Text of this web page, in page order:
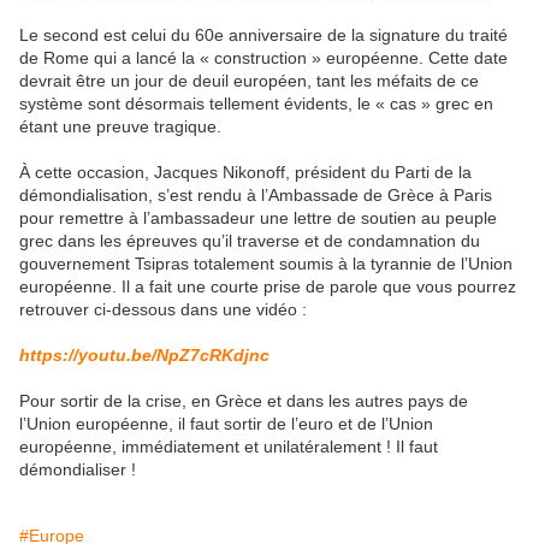
Le second est celui du 60e anniversaire de la signature du traité
de Rome qui a lancé la « construction » européenne. Cette date
devrait être un jour de deuil européen, tant les méfaits de ce
système sont désormais tellement évidents, le « cas » grec en
étant une preuve tragique.
À cette occasion, Jacques Nikonoff, président du Parti de la
démondialisation, s’est rendu à l’Ambassade de Grèce à Paris
pour remettre à l’ambassadeur une lettre de soutien au peuple
grec dans les épreuves qu’il traverse et de condamnation du
gouvernement Tsipras totalement soumis à la tyrannie de l’Union
européenne. Il a fait une courte prise de parole que vous pourrez
retrouver ci-dessous dans une vidéo :
https://youtu.be/NpZ7cRKdjnc
Pour sortir de la crise, en Grèce et dans les autres pays de
l’Union européenne, il faut sortir de l’euro et de l’Union
européenne, immédiatement et unilatéralement ! Il faut
démondialiser !
#Europe